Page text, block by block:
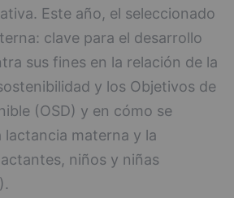
Este año, el seleccionado
clave para el desarrollo
sus fines en la relación de la
y los Objetivos de
(OSD) y en cómo se
lactancia materna y la
niños y niñas